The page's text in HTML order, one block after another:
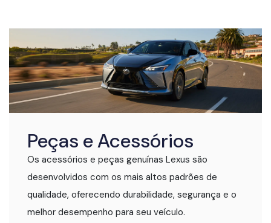
Peças e Acessórios
Os acessórios e peças genuínas Lexus são
desenvolvidos com os mais altos padrões de
qualidade, oferecendo durabilidade, segurança e o
melhor desempenho para seu veículo.